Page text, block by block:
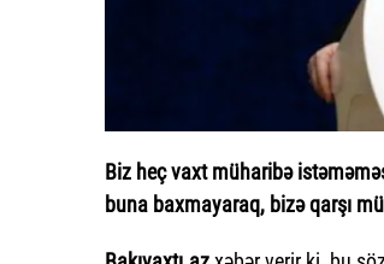
Biz heç vaxt müharibə
buna baxmayaraq, bizə qarşı